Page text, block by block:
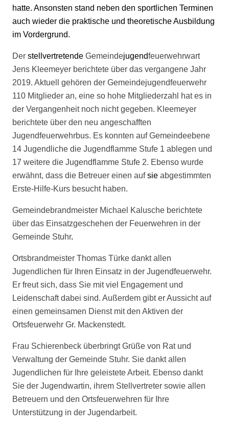
hatte. Ansonsten stand neben den sportlichen Terminen
auch wieder die praktische und theoretische Ausbildung
im Vordergrund.
Der stellvertretende Gemeindejugendfeuerwehrwart
Jens Kleemeyer berichtete über das vergangene Jahr
2019. Aktuell gehören der Gemeindejugendfeuerwehr
110 Mitglieder an, eine so hohe Mitgliederzahl hat es in
der Vergangenheit noch nicht gegeben. Kleemeyer
berichtete über den neu angeschafften
Jugendfeuerwehrbus. Es konnten auf Gemeindeebene
14 Jugendliche die Jugendflamme Stufe 1 ablegen und
17 weitere die Jugendflamme Stufe 2. Ebenso wurde
erwähnt, dass die Betreuer einen aufsie abgestimmten
Erste-Hilfe-Kurs besucht haben.
Gemeindebrandmeister Michael Kalusche berichtete
über das Einsatzgeschehen der Feuerwehren in der
Gemeinde Stuhr.
Ortsbrandmeister Thomas Türke dankt allen
Jugendlichen für Ihren Einsatz in der Jugendfeuerwehr.
Er freut sich, dass Sie mit viel Engagement und
Leidenschaft dabei sind. Außerdem gibt er Aussicht auf
einen gemeinsamen Dienst mit den Aktiven der
Ortsfeuerwehr Gr. Mackenstedt.
Frau Schierenbeck überbringt Grüße von Rat und
Verwaltung der Gemeinde Stuhr. Sie dankt allen
Jugendlichen für Ihre geleistete Arbeit. Ebenso dankt
Sie der Jugendwartin, ihrem Stellvertreter sowie allen
Betreuern und den Ortsfeuerwehren für Ihre
Unterstützung in der Jugendarbeit.